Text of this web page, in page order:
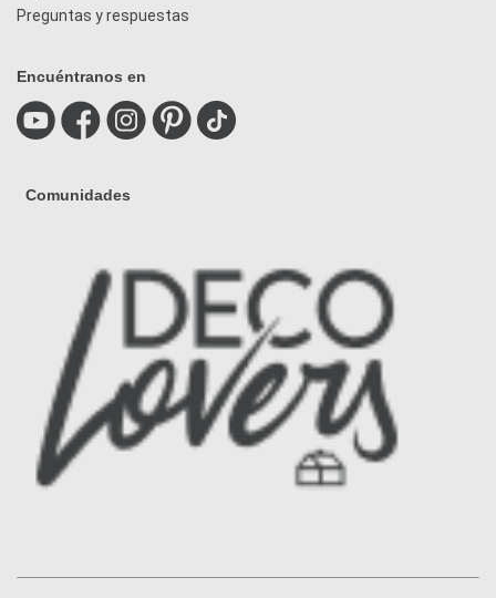
Preguntas y respuestas
Encuéntranos en
Comunidades